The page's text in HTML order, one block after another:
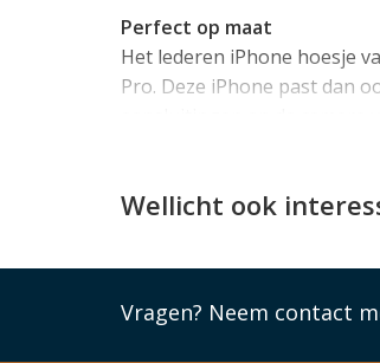
Perfect op maat
Het lederen iPhone hoesje
Pro. Deze iPhone past dan
Wellicht ook
Vragen? Neem contact